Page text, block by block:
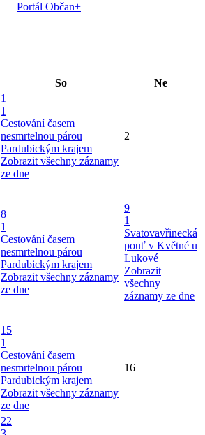
Portál Občan+
So Ne
1
1
Cestování časem
nesmrtelnou párou
Pardubickým krajem
Zobrazit všechny záznamy
ze dne
2
8
1
Cestování časem
nesmrtelnou párou
Pardubickým krajem
Zobrazit všechny záznamy
ze dne
9
1
Svatovavřinecká
pouť v Květné u
Lukové
Zobrazit
všechny
záznamy ze dne
15
1
Cestování časem
nesmrtelnou párou
Pardubickým krajem
Zobrazit všechny záznamy
ze dne
16
22